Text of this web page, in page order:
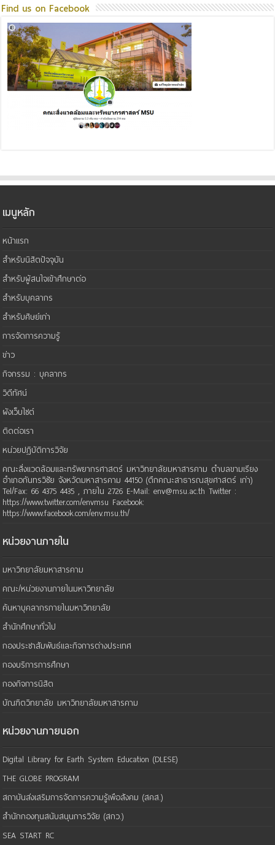
Find us on Facebook
เมนูหลัก
หน้าแรก
สำหรับนิสิตปัจจุบัน
สำหรับผู้สนใจเข้าศึกษาต่อ
สำหรับบุคลากร
สำหรับศิษย์เก่า
การจัดการความรู้
ข่าว
กิจกรรม : บุคลากร
วิดีทัศน์
ผังเว็บไซต์
ติดต่อเรา
หน่วยปฏิบัติการวิจัย
คณะสิ่งแวดล้อมและทรัพยากรศาสตร์ มหาวิทยาลัยมหาสารคาม ตำบลขามเรียง
อำเภอกันทรวิชัย จังหวัดมหาสารคาม 44150 (ตึกคณะสาธารณสุขศาสตร์ เก่า)
Tel/Fax: 66 4375 4435 , ภายใน 2726 E-Mail: env@msu.ac.th Twitter :
https://www.twitter.com/envmsu Facebook:
https://www.facebook.com/env.msu.th/
หน่วยงานภายใน
มหาวิทยาลัยมหาสารคาม
คณะ/หน่วยงานภายในมหาวิทยาลัย
ค้นหาบุคลากรภายในมหาวิทยาลัย
สำนักศึกษาทั่วไป
กองประชาสัมพันธ์และกิจการต่างประเทศ
กองบริการการศึกษา
กองกิจการนิสิต
บัณฑิตวิทยาลัย มหาวิทยาลัยมหาสารคาม
หน่วยงานภายนอก
Digital Library for Earth System Education (DLESE)
THE GLOBE PROGRAM
สถาบันส่งเสริมการจัดการความรู้เพือสังคม (สคส.)
สำนักกองทุนสนับสนุนการวิจัย (สกว.)
SEA START RC